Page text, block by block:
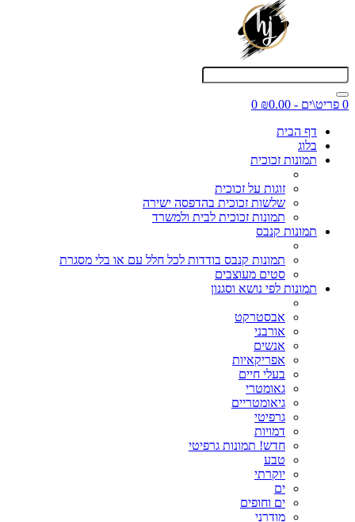
0 פריט\ים - ₪0.00
0
דף הבית
בלוג
תמונות זכוכית
זוגות על זכוכית
שלשות זכוכית בהדפסה ישירה
תמונות זכוכית לבית ולמשרד
תמונות קנבס
תמונות קנבס בודדות לכל חלל עם או בלי מסגרת
סטים מעוצבים
תמונות לפי נושא וסגנון
אבסטרקט
אורבני
אנשים
אפריקאיות
בעלי חיים
גאומטרי
גיאומטריים
גרפיטי
דמויות
חדש! תמונות גרפיטי
טבע
יוקרתי
ים
ים וחופים
מודרני